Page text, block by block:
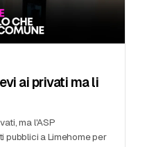
ai privati ma li
ma l'ASP
pubblici a Limehome per